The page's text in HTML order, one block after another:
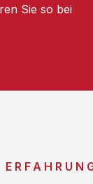
Sie so bei